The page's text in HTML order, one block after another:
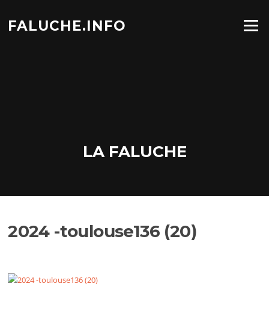
contenu
FALUCHE.INFO Menu
LA FALUCHE
2024 -toulouse136 (20)